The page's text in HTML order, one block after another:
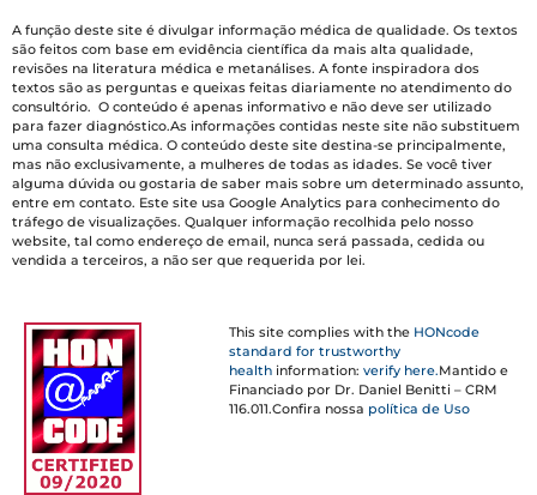
A função deste site é divulgar informação médica de qualidade. Os textos
são feitos com base em evidência científica da mais alta qualidade,
revisões na literatura médica e metanálises. A fonte inspiradora dos
textos são as perguntas e queixas feitas diariamente no atendimento do
consultório. O conteúdo é apenas informativo e não deve ser utilizado
para fazer diagnóstico.As informações contidas neste site não substituem
uma consulta médica. O conteúdo deste site destina-se principalmente,
mas não exclusivamente, a mulheres de todas as idades. Se você tiver
alguma dúvida ou gostaria de saber mais sobre um determinado assunto,
entre em contato. Este site usa Google Analytics para conhecimento do
tráfego de visualizações. Qualquer informação recolhida pelo nosso
website, tal como endereço de email, nunca será passada, cedida ou
vendida a terceiros, a não ser que requerida por lei.
This site complies with the HONcode
standard for trustworthy
health information:verify here.Mantido e
Financiado por Dr. Daniel Benitti – CRM
116.011.Confira nossa política de Uso